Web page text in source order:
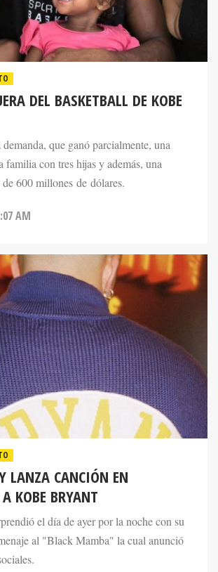
DEL BASKETBALL DE KOBE
que ganó parcialmente, una
familia con tres hijas y además, una
600 millones de dólares.
AM
LANZA CANCIÓN EN
KOBE BRYANT
el día de ayer por la noche con su
al "Black Mamba" la cual anunció